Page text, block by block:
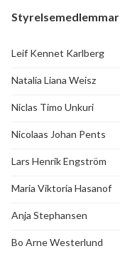
Styrelsemedlemmar
Leif Kennet Karlberg
Natalia Liana Weisz
Niclas Timo Unkuri
Nicolaas Johan Pents
Lars Henrik Engström
Maria Viktoria Hasanof
Anja Stephansen
Bo Arne Westerlund